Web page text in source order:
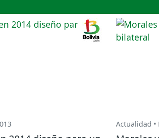
Actualidad •